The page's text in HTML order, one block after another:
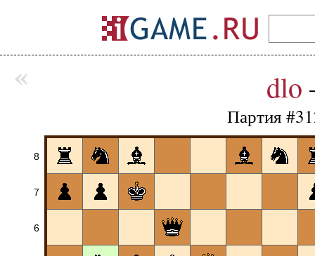
dlo
Партия
8
7
6
«